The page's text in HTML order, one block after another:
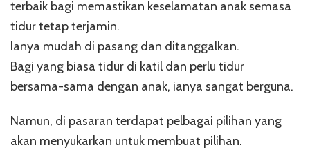
terbaik bagi memastikan keselamatan anak semasa
tidur tetap terjamin.
Ianya mudah di pasang dan ditanggalkan.
Bagi yang biasa tidur di katil dan perlu tidur
bersama-sama dengan anak, ianya sangat berguna.
Namun, di pasaran terdapat pelbagai pilihan yang
akan menyukarkan untuk membuat pilihan.